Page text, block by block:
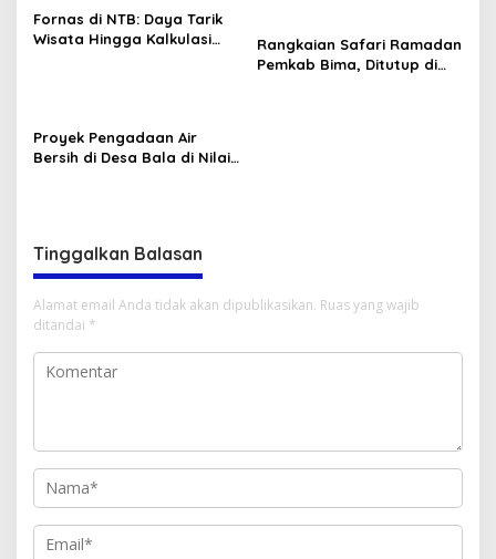
Hasilkan Peta Jalan
Konkret untuk FOLU Net
Fornas di NTB: Daya Tarik
Wisata Hingga Kalkulasi
Rangkaian Safari Ramadan
Pemkab Bima, Ditutup di
Proyek Pengadaan Air
Bersih di Desa Bala di Nilai
Tinggalkan Balasan
Alamat email Anda tidak akan dipublikasikan. Ruas yang wajib
ditandai *